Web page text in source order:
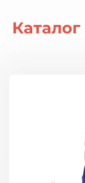
Каталог